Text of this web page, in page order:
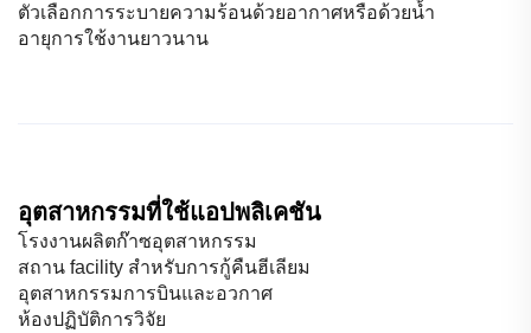
ตัวเลือกการระบายความร้อนด้วยอากาศหรือด้วยน้ำ
อายุการใช้งานยาวนาน
อุตสาหกรรมที่ใช้แอปพลิเคชัน
โรงงานผลิตก๊าซอุตสาหกรรม
สถาน facility สำหรับการกู้คืนฮีเลียม
อุตสาหกรรมการบินและอวกาศ
ห้องปฏิบัติการวิจัย